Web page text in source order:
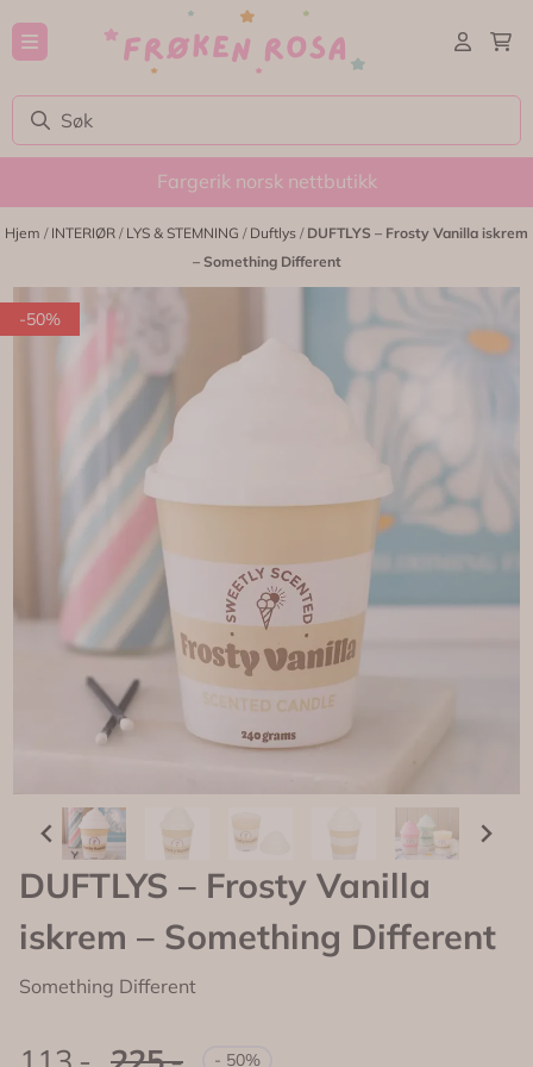
Hopp til innhold
Fargerik norsk nettbutikk
Hjem / INTERIØR / LYS & STEMNING / Duftlys / DUFTLYS – Frosty Vanilla iskrem
– Something Different
-50%
DUFTLYS – Frosty Vanilla
iskrem – Something Different
Something Different
- 50%